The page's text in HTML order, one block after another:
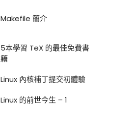
Makefile 簡介
5本學習 TeX 的最佳免費書
籍
Linux 內核補丁提交初體驗
Linux 的前世今生 – 1